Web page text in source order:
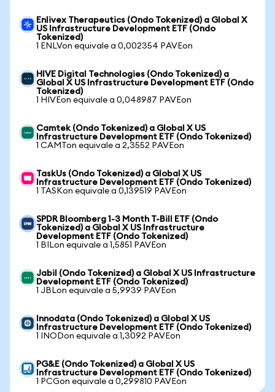
Enlivex Therapeutics (Ondo Tokenized) a Global X
US Infrastructure Development ETF (Ondo
Tokenized)
1 ENLVon equivale a 0,002354 PAVEon
HIVE Digital Technologies (Ondo Tokenized) a
Global X US Infrastructure Development ETF (Ondo
Tokenized)
1 HIVEon equivale a 0,048987 PAVEon
Camtek (Ondo Tokenized) a Global X US
Infrastructure Development ETF (Ondo Tokenized)
1 CAMTon equivale a 2,3552 PAVEon
TaskUs (Ondo Tokenized) a Global X US
Infrastructure Development ETF (Ondo Tokenized)
1 TASKon equivale a 0,139519 PAVEon
SPDR Bloomberg 1-3 Month T-Bill ETF (Ondo
Tokenized) a Global X US Infrastructure
Development ETF (Ondo Tokenized)
1 BILon equivale a 1,5851 PAVEon
Jabil (Ondo Tokenized) a Global X US Infrastructure
Development ETF (Ondo Tokenized)
1 JBLon equivale a 5,9939 PAVEon
Innodata (Ondo Tokenized) a Global X US
Infrastructure Development ETF (Ondo Tokenized)
1 INODon equivale a 1,3092 PAVEon
PG&E (Ondo Tokenized) a Global X US
Infrastructure Development ETF (Ondo Tokenized)
1 PCGon equivale a 0,299810 PAVEon